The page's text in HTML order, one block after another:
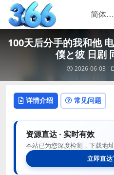
100天后分手的我和他
僕と彼 日剧
2026-06-03
详情介绍 常见问题
资源直达 · 实时有效
本站已为您深度检测，下载地
立即直达